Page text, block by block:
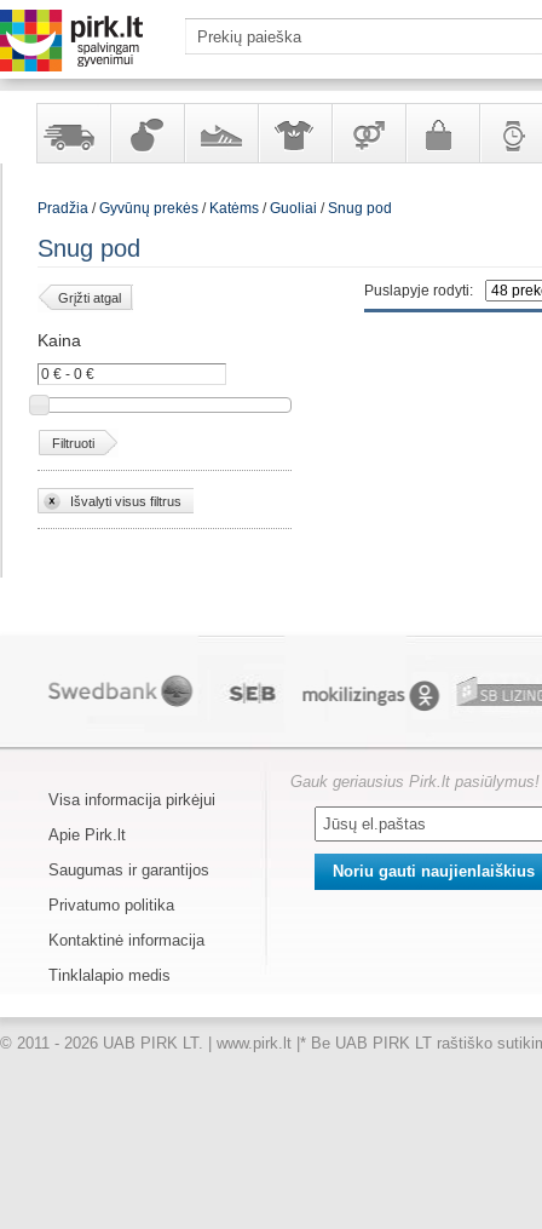
Yra
Kvepalai
kosmetika
Avalynė AprangaPrekės
Pradžia/Gyvūnų prekės/ Katėms/Guoliai /Snug pod
Snug pod
Puslapyje rodyti:
Grįžti atgal
Kaina
Filtruoti
Išvalyti visus filtrus
Visa informacija pirkėjui
Apie Pirk.lt
Saugumas ir garantijos
Privatumo politika
Kontaktinė informacija
Tinklalapio medis
Gauk geriausius Pirk.lt pasiūlymus!
© 2011 - 2026 UAB PIRK LT. | www.pirk.lt |* Be UAB PIRK LT raštiško